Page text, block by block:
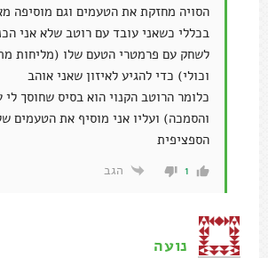
הסויה מחזקת את הטעמים וגם מוסיפה
בכללי כשאני עובד עם רוטב שלא אני
לשחק עם פרמטרי הטעם שלו (מליחות
וכולי) כדי להגיע לאיזון שאני אוהב
כלומר הרוטב הקנוי הוא בסיס שחוסך
והסמכה) ועליו אני מוסיף את הטעמים
הספציפית
1 הגב
נועה